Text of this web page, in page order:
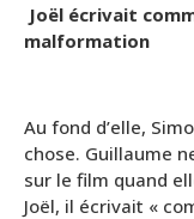
Joël écrivait
malformation
Au fond d’elle,
chose. Guillaume
sur le film quand
Joël, il écrivait «